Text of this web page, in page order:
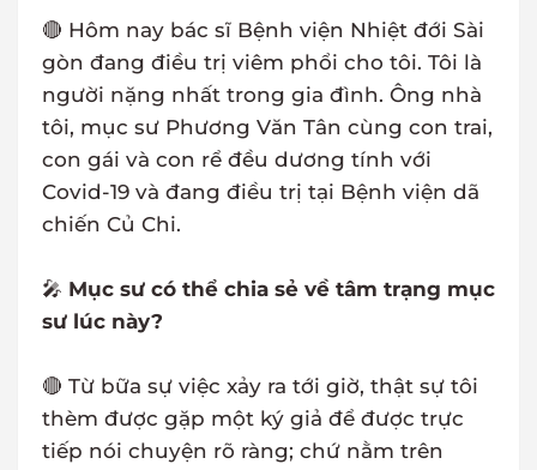
🔴 Hôm nay bác sĩ Bệnh viện Nhiệt đới Sài
gòn đang điều trị viêm phổi cho tôi. Tôi là
người nặng nhất trong gia đình. Ông nhà
tôi, mục sư Phương Văn Tân cùng con trai,
con gái và con rể đều dương tính với
Covid-19 và đang điều trị tại Bệnh viện dã
chiến Củ Chi.
🎤 Mục sư có thể chia sẻ về tâm trạng mục
sư lúc này?
🔴 Từ bữa sự việc xảy ra tới giờ, thật sự tôi
thèm được gặp một ký giả để được trực
tiếp nói chuyện rõ ràng; chứ nằm trên